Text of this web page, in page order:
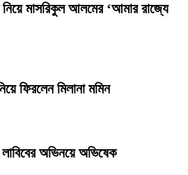
মাসরিকুল আলমের ‘আমার রাজ্যে
ফিরলেন মিলানা মমিন
লাবিবের অভিনয়ে অভিষেক